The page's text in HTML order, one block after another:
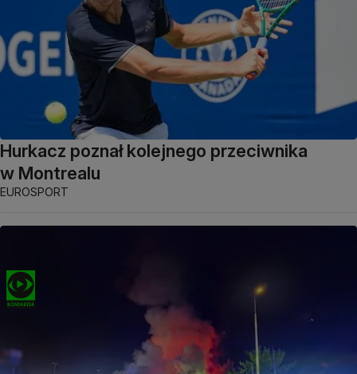
Hurkacz poznał kolejnego przeciwnika
w Montrealu
EUROSPORT